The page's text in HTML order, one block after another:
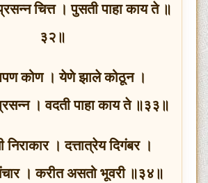
चित्त । पुसती पाहा काय ते ॥
३२॥
कोण । येणे झाले कोठून ।
। वदती पाहा काय ते ॥३३॥
। दत्तात्रेय दिगंबर ।
। करीत असतो भूवरी ॥३४॥